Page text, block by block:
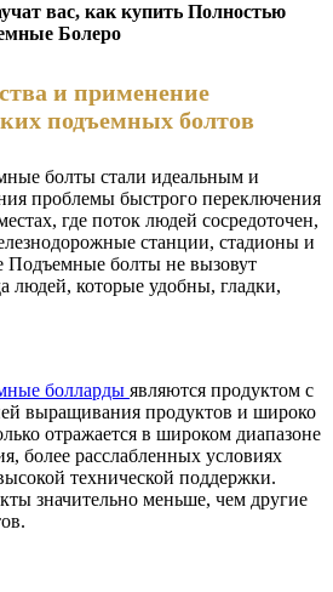
вас, как купить Полностью
Болеро
и применение
подъемных болтов
болты стали идеальным и
проблемы быстрого переключения
где поток людей сосредоточен,
станции, стадионы и
Подъемные болты не вызовут
людей, которые удобны, гладки,
болларды являются продуктом с
выращивания продуктов и широко
отражается в широком диапазоне
более расслабленных условиях
технической поддержки.
значительно меньше, чем другие